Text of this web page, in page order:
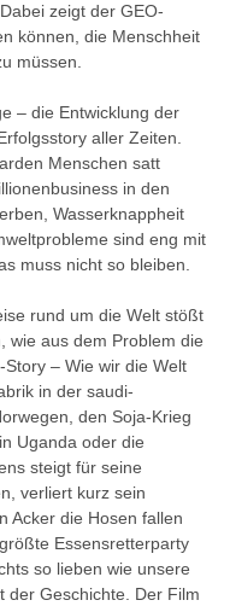
zeigt der GEO-
können, die Menschheit
müssen.
– die Entwicklung der
aller Zeiten.
Menschen satt
in den
Wasserknappheit
sind eng mit
muss nicht so bleiben.
rund um die Welt stößt
wie aus dem Problem die
– Wie wir die Welt
in der saudi-
den Soja-Krieg
Uganda oder die
steigt für seine
verliert kurz sein
Acker die Hosen fallen
Essensretterparty
so lieben wie unsere
der Geschichte. Der Film